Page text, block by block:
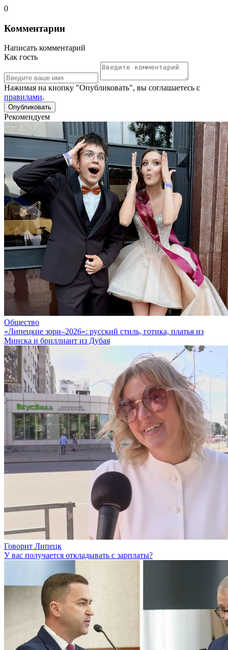
0
Комментарии
Написать комментарий
Как гость
Нажимая на кнопку "Опубликовать", вы соглашаетесь с
правилами.
Рекомендуем
Общество
«Липецкие зори–2026»: русский стиль, готика, платья из
Минска и бриллиант из Дубая
Говорит Липецк
У вас получается откладывать с зарплаты?